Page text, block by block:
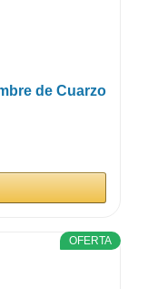
de Cuarzo
OFERTA